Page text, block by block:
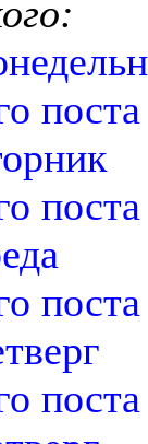
поста
поста
поста
поста